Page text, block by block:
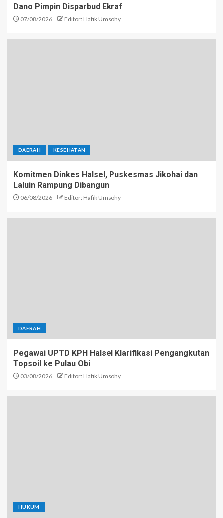
Dano Pimpin Disparbud Ekraf
07/08/2026 Editor: Hafik Umsohy
DAERAH KESEHATAN
Komitmen Dinkes Halsel, Puskesmas Jikohai dan
Laluin Rampung Dibangun
06/08/2026 Editor: Hafik Umsohy
DAERAH
Pegawai UPTD KPH Halsel Klarifikasi Pengangkutan
Topsoil ke Pulau Obi
03/08/2026 Editor: Hafik Umsohy
HUKUM